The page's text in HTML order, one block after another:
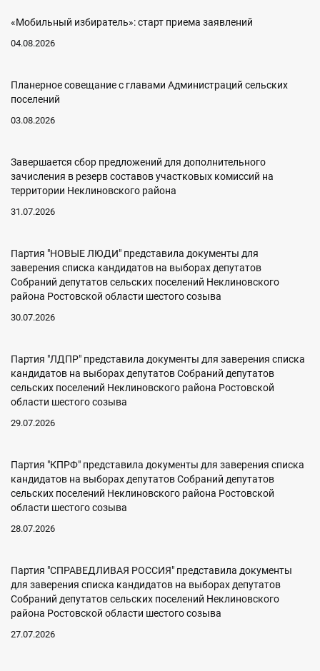
«Мобильный избиратель»: старт приема заявлений
04.08.2026
Планерное совещание с главами Администраций сельских
поселений
03.08.2026
Завершается сбор предложений для дополнительного
зачисления в резерв составов участковых комиссий на
территории Неклиновского района
31.07.2026
Партия "НОВЫЕ ЛЮДИ" представила документы для
заверения списка кандидатов на выборах депутатов
Собраний депутатов сельских поселений Неклиновского
района Ростовской области шестого созыва
30.07.2026
Партия "ЛДПР" представила документы для заверения списка
кандидатов на выборах депутатов Собраний депутатов
сельских поселений Неклиновского района Ростовской
области шестого созыва
29.07.2026
Партия "КПРФ" представила документы для заверения списка
кандидатов на выборах депутатов Собраний депутатов
сельских поселений Неклиновского района Ростовской
области шестого созыва
28.07.2026
Партия "СПРАВЕДЛИВАЯ РОССИЯ" представила документы
для заверения списка кандидатов на выборах депутатов
Собраний депутатов сельских поселений Неклиновского
района Ростовской области шестого созыва
27.07.2026